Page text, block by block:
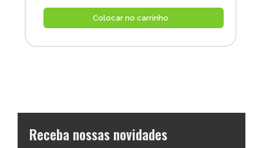
Colocar no carrinho
Receba nossas novidades